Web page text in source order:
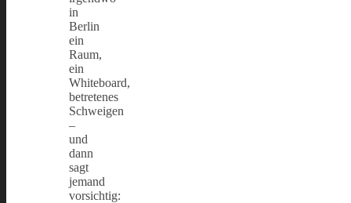
in
Berlin
ein
Raum,
ein
Whiteboard,
betretenes
Schweigen
–
und
dann
sagt
jemand
vorsichtig: